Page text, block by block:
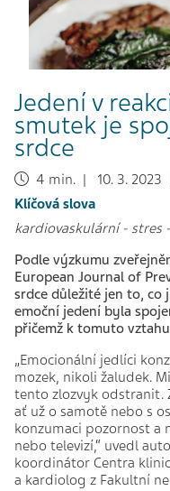
Jedení v
smutek je
srdce
4 min. | 10. 3. 2023
Klíčová slova
kardiovaskulární- stres-
Podle výzkumu
European Journal of
srdce důležité jen to, co
emoční jedení byla
přičemž k tomuto
„Emocionální jedlíci
mozek, nikoli žaludek.
tento zlozvyk odstranit.
ať už o samotě nebo s
konzumaci pozornost a
nebo televizí,“ uvedl
koordinátor Centra
a kardiolog z Fakultní